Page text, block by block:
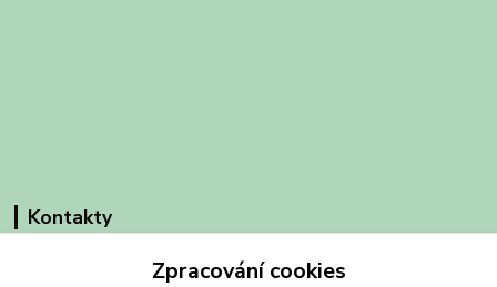
Kontakty
Obchodní dům-splněný senZpracování cookies